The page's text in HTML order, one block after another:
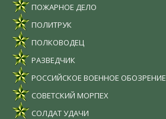
ПОЖАРНОЕ ДЕЛО
ПОЛИТРУК
ПОЛКОВОДЕЦ
РАЗВЕДЧИК
РОССИЙСКОЕ ВОЕННОЕ ОБОЗРЕНИЕ
СОВЕТСКИЙ МОРПЕХ
СОЛДАТ УДАЧИ